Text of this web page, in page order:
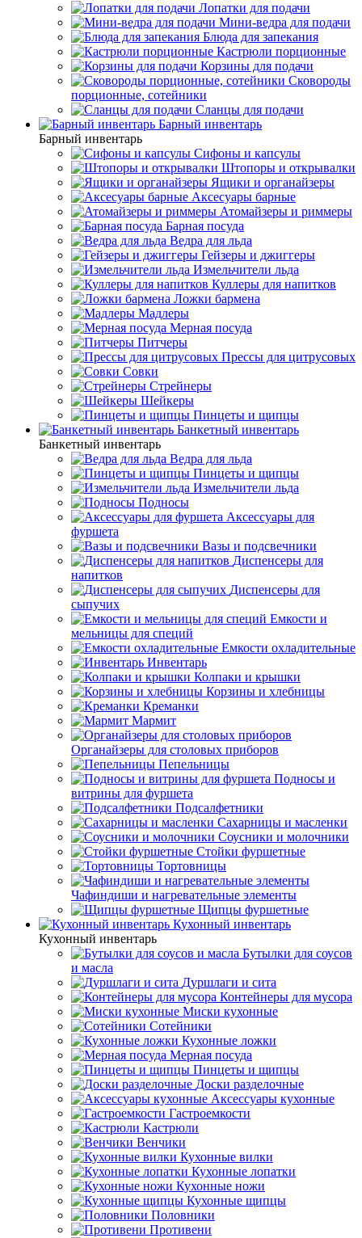
Лопатки для подачи
Мини-ведра для подачи
Блюда для запекания
Кастрюли порционные
Корзины для подачи
Сковороды
порционные, сотейники
Сланцы для подачи
Барный инвентарь
Барный инвентарь
Сифоны и капсулы
Штопоры и открывалки
Ящики и органайзеры
Аксесуары барные
Атомайзеры и риммеры
Барная посуда
Ведра для льда
Гейзеры и джиггеры
Измельчители льда
Куллеры для напитков
Ложки бармена
Мадлеры
Мерная посуда
Питчеры
Прессы для цитрусовых
Совки
Стрейнеры
Шейкеры
Пинцеты и щипцы
Банкетный инвентарь
Банкетный инвентарь
Ведра для льда
Пинцеты и щипцы
Измельчители льда
Подносы
Аксессуары для
фуршета
Вазы и подсвечники
Диспенсеры для
напитков
Диспенсеры для
сыпучих
Емкости и
мельницы для специй
Емкости охладительные
Инвентарь
Колпаки и крышки
Корзины и хлебницы
Креманки
Мармит
Органайзеры для столовых приборов
Пепельницы
Подносы и
витрины для фуршета
Подсалфетники
Сахарницы и масленки
Соусники и молочники
Стойки фуршетные
Тортовницы
Чафиндиши и нагревательные элементы
Щипцы фуршетные
Кухонный инвентарь
Кухонный инвентарь
Бутылки для соусов
и масла
Дуршлаги и сита
Контейнеры для мусора
Миски кухонные
Сотейники
Кухонные ложки
Мерная посуда
Пинцеты и щипцы
Доски разделочные
Аксессуары кухонные
Гастроемкости
Кастрюли
Венчики
Кухонные вилки
Кухонные лопатки
Кухонные ножи
Кухонные щипцы
Половники
Противени